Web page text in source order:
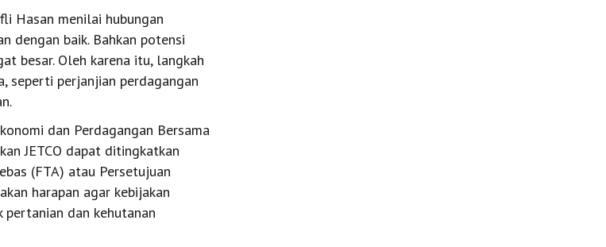
Hasan menilai hubungan
dengan baik. Bahkan potensi
besar. Oleh karena itu, langkah
seperti perjanjian perdagangan
dan Perdagangan Bersama
JETCO dapat ditingkatkan
(FTA) atau Persetujuan
harapan agar kebijakan
dan kehutanan